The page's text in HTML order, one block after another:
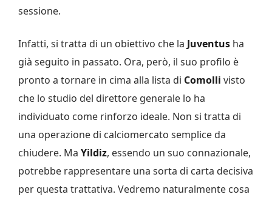
sessione.
Infatti, si tratta di un obiettivo che la Juventus ha
già seguito in passato. Ora, però, il suo profilo è
pronto a tornare in cima alla lista di Comolli visto
che lo studio del direttore generale lo ha
individuato come rinforzo ideale. Non si tratta di
una operazione di calciomercato semplice da
chiudere. Ma Yildiz, essendo un suo connazionale,
potrebbe rappresentare una sorta di carta decisiva
per questa trattativa. Vedremo naturalmente cosa